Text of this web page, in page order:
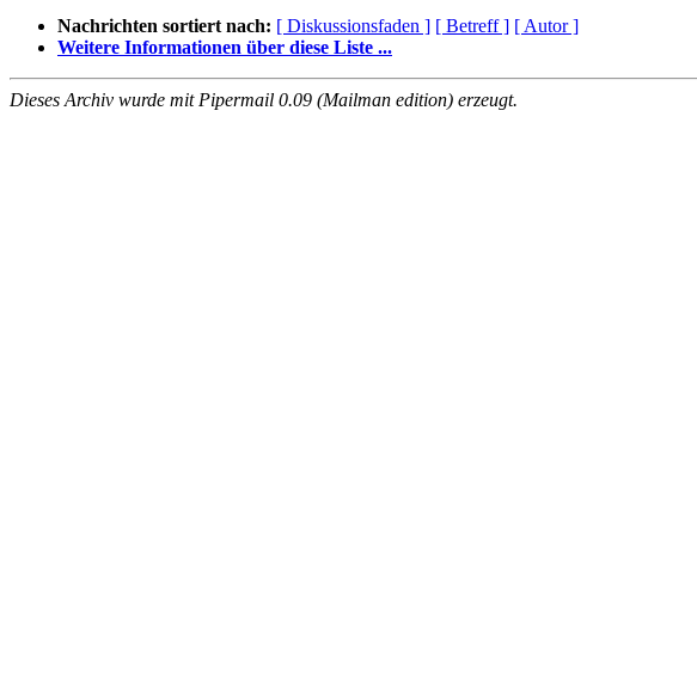
Nachrichten sortiert nach: [ Diskussionsfaden ] [ Betreff ] [ Autor ]
Weitere Informationen über diese Liste ...
Dieses Archiv wurde mit Pipermail 0.09 (Mailman edition) erzeugt.